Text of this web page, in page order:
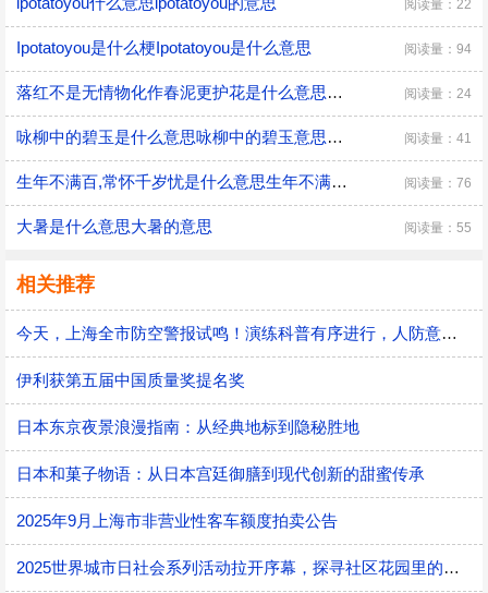
阅读量：22
Ipotatoyou是什么梗Ipotatoyou是什么意思 阅读量：94
落红不是无情物化作春泥更护花是什么意思落红不是无情物化作春泥更护花是什么意思呢 阅读量：24
咏柳中的碧玉是什么意思咏柳中的碧玉意思是什么 阅读量：41
生年不满百,常怀千岁忧是什么意思生年不满百常怀千岁忧的意思 阅读量：76
大暑是什么意思大暑的意思 阅读量：55
相关推荐
今天，上海全市防空警报试鸣！演练科普有序进行，人防意识“声入人心”
伊利获第五届中国质量奖提名奖
日本东京夜景浪漫指南：从经典地标到隐秘胜地
日本和菓子物语：从日本宫廷御膳到现代创新的甜蜜传承
2025年9月上海市非营业性客车额度拍卖公告
2025世界城市日社会系列活动拉开序幕，探寻社区花园里的智慧应用